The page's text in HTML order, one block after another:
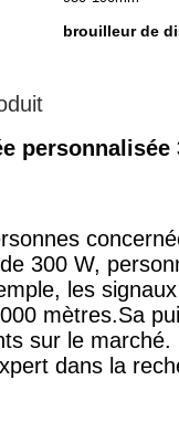
brouilleur de
300 W,
les
mètres.Sa
sur le marché.
dans la